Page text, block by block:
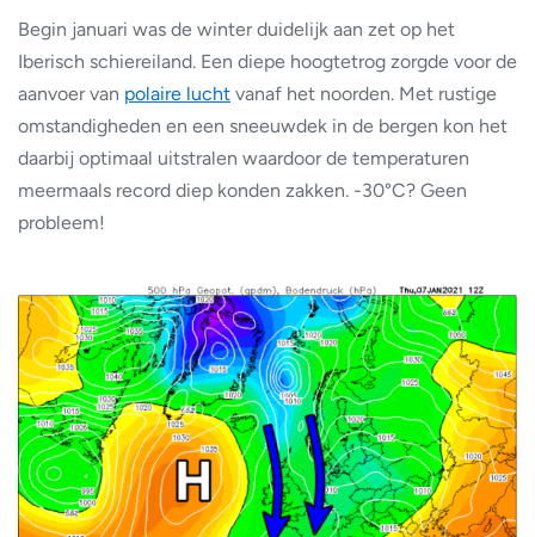
Begin januari was de winter duidelijk aan zet op het
Iberisch schiereiland. Een diepe hoogtetrog zorgde voor de
aanvoer van polaire lucht vanaf het noorden. Met rustige
omstandigheden en een sneeuwdek in de bergen kon het
daarbij optimaal uitstralen waardoor de temperaturen
meermaals record diep konden zakken. -30°C? Geen
probleem!